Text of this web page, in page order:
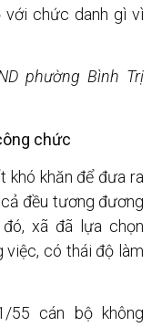
với chức danh gì vì
phường Bình Trị
chức
khó khăn để đưa ra
đều tương đương
xã đã lựa chọn
có thái độ làm
55 cán bộ không